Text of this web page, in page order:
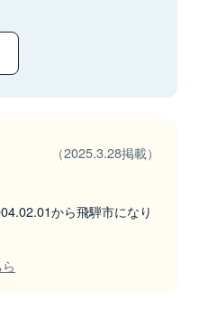
（2025.3.28掲載）
から飛騨市になり